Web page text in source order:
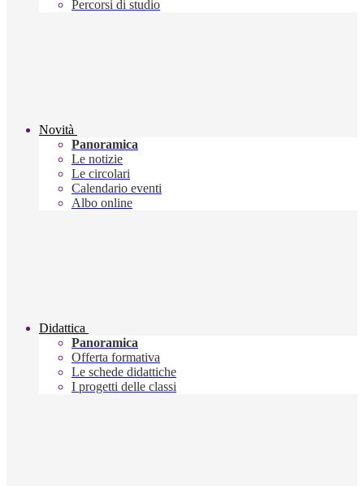
Percorsi di studio
Novità
Panoramica
Le notizie
Le circolari
Calendario eventi
Albo online
Didattica
Panoramica
Offerta formativa
Le schede didattiche
I progetti delle classi